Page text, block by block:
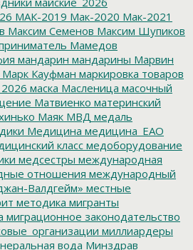
МАК-2019 Мак-2020 Мак-2021
Максим Семенов Максим Шупиков
Мамедов
мандарин мандарины Марвин
Марк Кауфман маркировка товаров
маска Масленица масочный
Матвиенко материнский
Маяк МВД медаль
Медицина медицина_ЕАО
класс медоборудование
медсестры международная
отношения международный
Валдгейм» местные
методика мигранты
миграционное законодательство
миллиардеры
вода Минздрав